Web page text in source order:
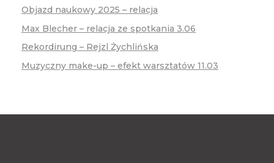
Objazd naukowy 2025 – relacja
Max Blecher – relacja ze spotkania 3.06
Rekordirung – Rejzl Żychlińska
Muzyczny make-up – efekt warsztatów 11.03